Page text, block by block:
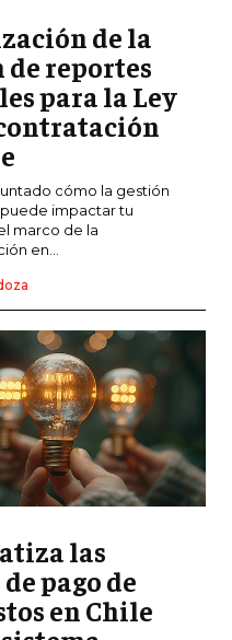
Y CADENA
CONTINUA
Y SELECCIÓN
DE PERSONAL
DESEMPEÑO
ORGANIZACIONAL
Y
SOCIAL
de la
de reportes
para la Ley
cómo la gestión
impactar tu
marco de la
en...
las
pago de
en Chile